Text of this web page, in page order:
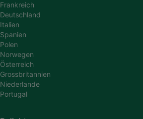
Frankreich
Deutschland
Italien
Spanien
Polen
Norwegen
Österreich
Grossbritannien
Niederlande
Portugal